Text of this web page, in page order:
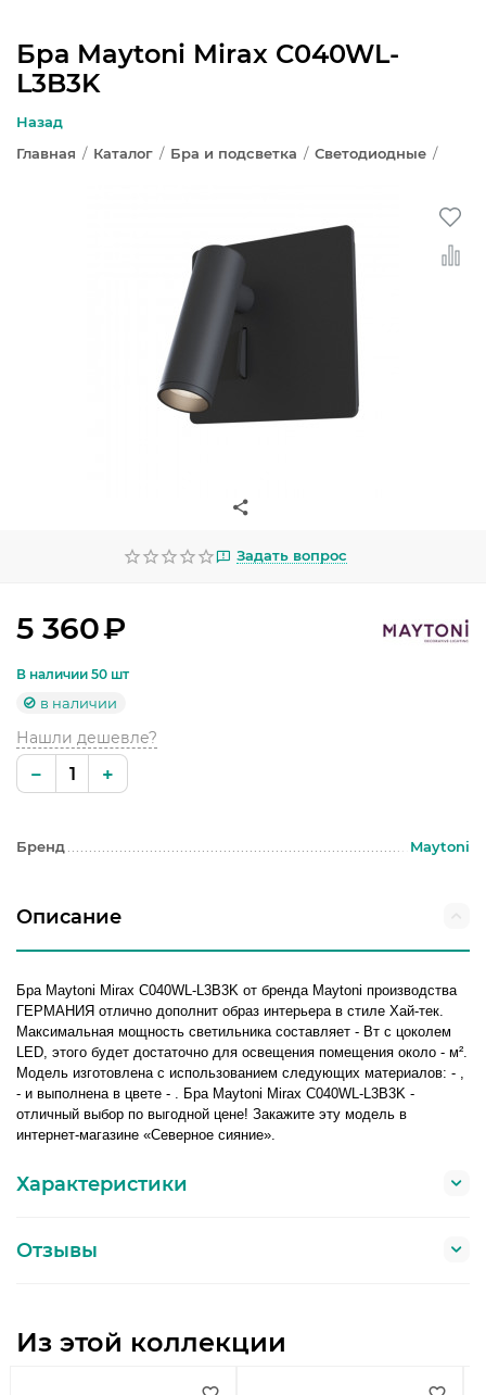
Бра Maytoni Mirax C040WL-
L3B3K
Назад
Главная / Каталог / Бра и подсветка / Светодиодные /
Задать вопрос
5 360₽
В наличии 50 шт
в наличии
Нашли дешевле?
+
−
Бренд Maytoni
Описание
Бра Maytoni Mirax C040WL-L3B3K от бренда Maytoni производства
ГЕРМАНИЯ отлично дополнит образ интерьера в стиле Хай-тек.
Максимальная мощность светильника составляет - Вт с цоколем
LED, этого будет достаточно для освещения помещения около - м².
Модель изготовлена с использованием следующих материалов: - ,
- и выполнена в цвете - . Бра Maytoni Mirax C040WL-L3B3K -
отличный выбор по выгодной цене! Закажите эту модель в
интернет-магазине «Северное сияние».
Характеристики
Отзывы
Из этой коллекции
ЛЮСТРЫ
НАСТОЛЬНЫЕ ЛАМПЫ
СВЕТИЛЬНИКИ КАК В ИКЕА
ТРЕКОВЫЕ СИСТЕМЫ
ЛАМПОЧКИ
КОМПЛЕКТУЮЩИЕ
ПРЕДМЕТЫ ИНТЕРЬЕРА
НОВОГОДНИЕ ТОВАРЫ